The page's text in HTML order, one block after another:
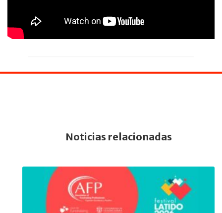
Noticias relacionadas